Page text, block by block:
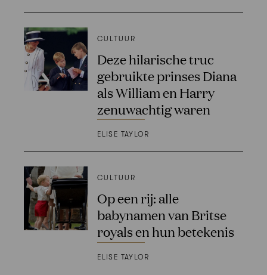
CULTUUR
Deze hilarische truc
gebruikte prinses Diana
als William en Harry
zenuwachtig waren
ELISE TAYLOR
CULTUUR
Op een rij: alle
babynamen van Britse
royals en hun betekenis
ELISE TAYLOR